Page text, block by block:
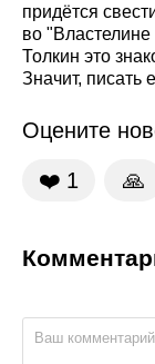
придётся
во
Толкин это
Значит, писать
Оцените
❤️ 1 🙏